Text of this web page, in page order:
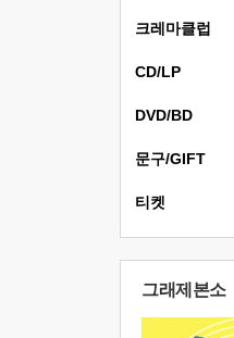
크레마클럽
CD/LP
DVD/BD
문구/GIFT
티켓
그래제본소